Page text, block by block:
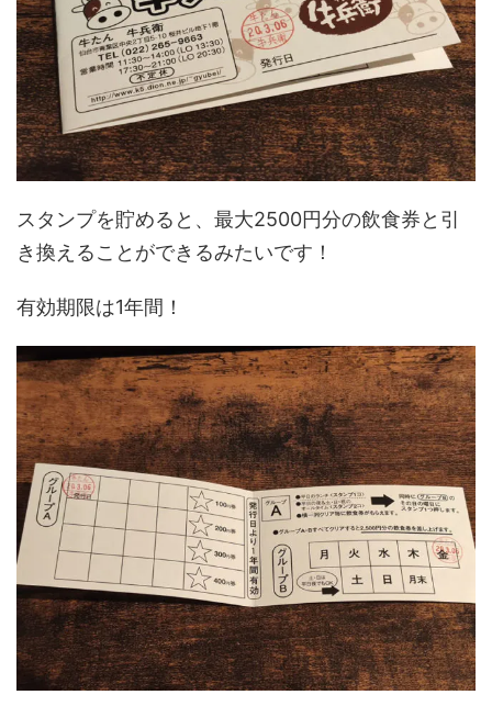
スタンプを貯めると、最大2500円分の飲食券と引
き換えることができるみたいです！
有効期限は1年間！